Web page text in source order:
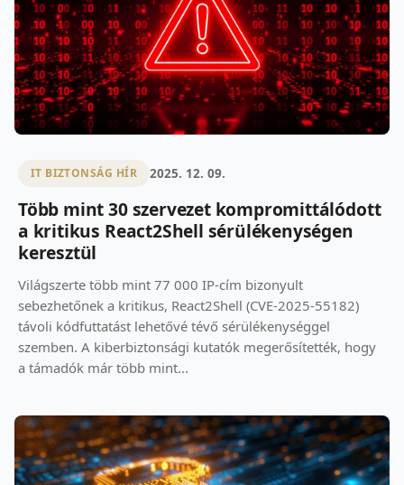
IT BIZTONSÁG HÍR 2025. 12. 09.
Több mint 30 szervezet kompromittálódott
a kritikus React2Shell sérülékenységen
keresztül
Világszerte több mint 77 000 IP-cím bizonyult
sebezhetőnek a kritikus, React2Shell (CVE-2025-55182)
távoli kódfuttatást lehetővé tévő sérülékenységgel
szemben. A kiberbiztonsági kutatók megerősítették, hogy
a támadók már több mint...